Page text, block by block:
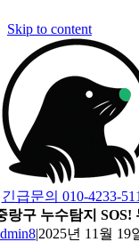
Skip to content
긴급문의 010-4233-
랑구 누수탐지 SOS!
|2025년 11월 19